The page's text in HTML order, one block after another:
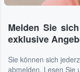
Melden Sie
exklusive
Sie können sich
abmelden. Lesen Sie